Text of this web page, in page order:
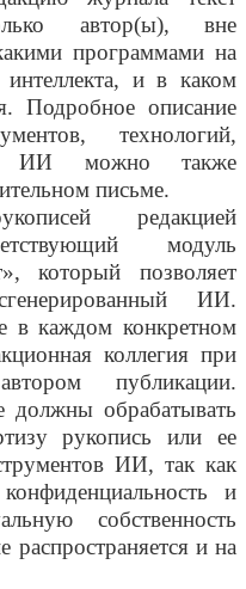
автор(ы), вне
программами на
интеллекта, и в каком
Подробное описание
технологий,
ИИ можно также
письме.
редакцией
модуль
который позволяет
ИИ.
в каждом конкретном
коллегия при
публикации.
должны обрабатывать
рукопись или ее
ИИ, так как
и
собственность
распространяется и на